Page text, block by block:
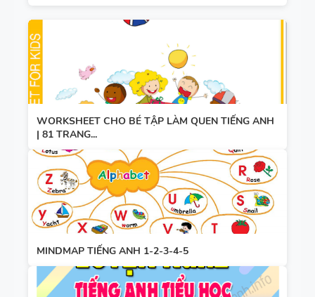
WORKSHEET CHO BÉ TẬP LÀM QUEN TIẾNG ANH
| 81 TRANG...
MINDMAP TIẾNG ANH 1-2-3-4-5